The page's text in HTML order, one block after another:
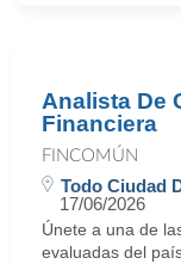
Analista De
Financiera
FINCOMÚN
Todo Ciudad
17/06/2026
Únete a una de
evaluadas del